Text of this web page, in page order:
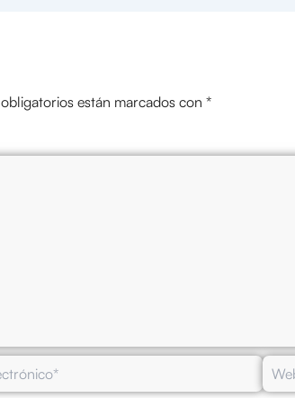
están marcados con *
Web